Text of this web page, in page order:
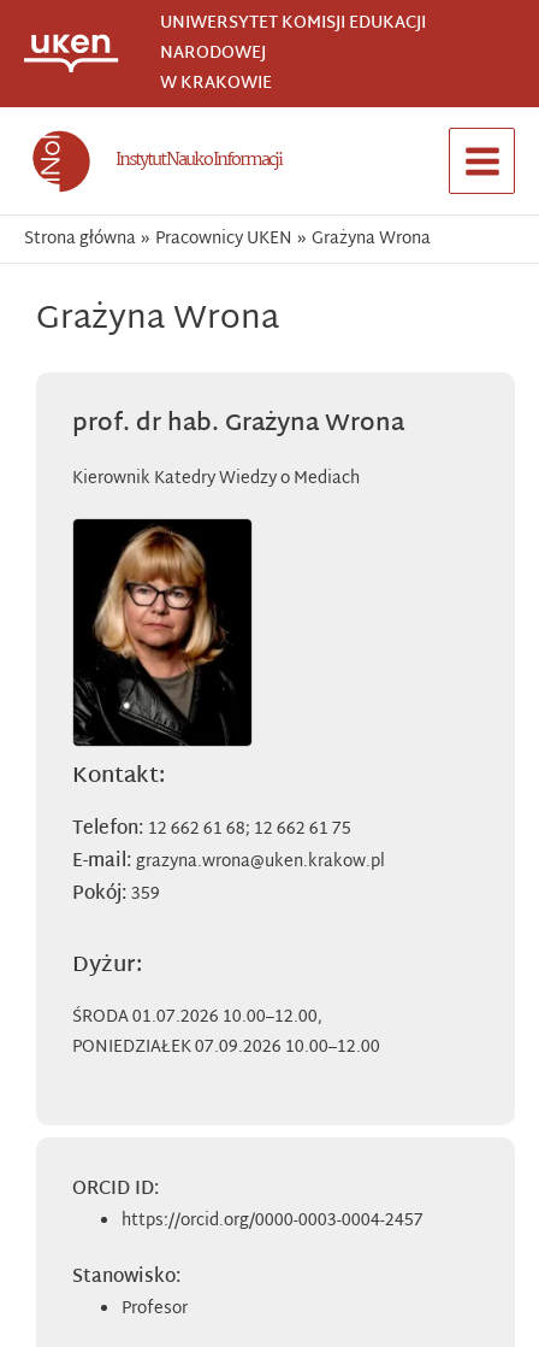
UNIWERSYTET KOMISJI EDUKACJI
NARODOWEJ
W KRAKOWIE
Instytut Nauk o Informacji
Main
Menu
Strona główna Pracownicy UKEN Grażyna Wrona
Grażyna Wrona
prof. dr hab. Grażyna Wrona
Kierownik Katedry Wiedzy o Mediach
Kontakt:
Telefon: 12 662 61 68; 12 662 61 75
E-mail:grazyna.wrona@uken.krakow.pl
Pokój:359
Dyżur:
ŚRODA 01.07.2026 10.00–12.00,
PONIEDZIAŁEK 07.09.2026 10.00–12.00
ORCID ID:
https://orcid.org/0000-0003-0004-2457
Stanowisko:
Profesor